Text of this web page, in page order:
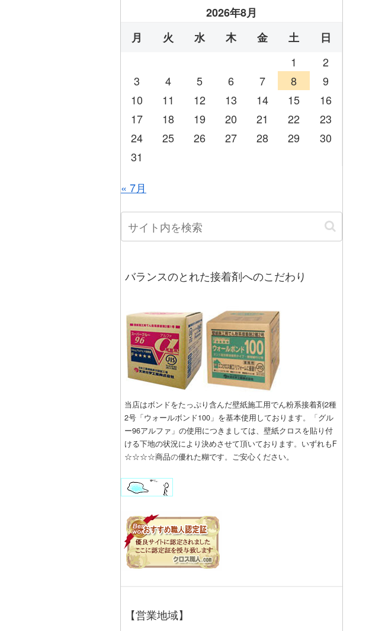
2026年8月
月
火 水 木 金 土
日
1
2
3
4 5 6 7 8
9
10
11 12 13 14 15
16
17
18 19 20 21 22
23
24
25 26 27 28 29
30
31
« 7月
バランスのとれた接着剤へのこだわり
当店はボンドをたっぷり含んだ壁紙施工用でん粉系接着剤2種
2号「ウォールボンド100」 を基本使用しております。「グル
ー96アルファ」の使用につきましては、 壁紙クロスを貼り付
ける下地の状況により決めさせて頂いております。 いずれもF
☆☆☆☆商品の優れた糊です。 ご安心ください。
【営業地域】